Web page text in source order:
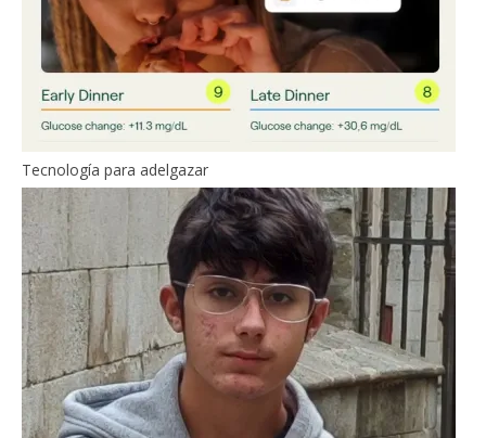
Tecnología para adelgazar